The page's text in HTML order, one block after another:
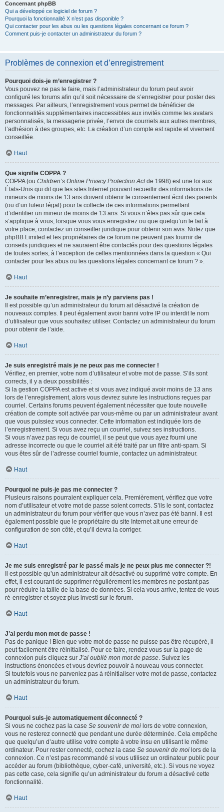
Concernant phpBB
Qui a développé ce logiciel de forum ?
Pourquoi la fonctionnalité X n’est pas disponible ?
Qui contacter pour les abus ou les questions légales concernant ce forum ?
Comment puis-je contacter un administrateur du forum ?
Problèmes de connexion et d’enregistrement
Pourquoi dois-je m’enregistrer ?
Vous pouvez ne pas le faire, mais l’administrateur du forum peut avoir
configuré les forums afin qu’il soit nécessaire de s’enregistrer pour poster des
messages. Par ailleurs, l’enregistrement vous permet de bénéficier de
fonctionnalités supplémentaires inaccessibles aux invités comme les avatars
personnalisés, la messagerie privée, l’envoi de courriels aux autres membres,
l’adhésion à des groupes, etc. La création d’un compte est rapide et vivement
conseillée.
Haut
Que signifie COPPA ?
COPPA (ou Children’s Online Privacy Protection Actde 1998) est une loi aux
États-Unis qui dit que les sites Internet pouvant recueillir des informations de
mineurs de moins de 13 ans doivent obtenir le consentement écrit des parents
(ou d’un tuteur légal) pour la collecte de ces informations permettant
d’identifier un mineur de moins de 13 ans. Si vous n’êtes pas sûr que cela
s’applique à vous, lorsque vous vous enregistrez ou que quelqu’un le fait à
votre place, contactez un conseiller juridique pour obtenir son avis. Notez que
phpBB Limited et les propriétaires de ce forum ne peuvent pas fournir de
conseils juridiques et ne sauraient être contactés pour des questions légales
de toutes sortes, à l’exception de celles mentionnées dans la question « Qui
contacter pour les abus ou les questions légales concernant ce forum ? ».
Haut
Je souhaite m’enregistrer, mais je n’y parviens pas !
Il est possible qu’un administrateur du forum ait désactivé la création de
nouveaux comptes. Il peut également avoir banni votre IP ou interdit le nom
d’utilisateur que vous souhaitez utiliser. Contactez un administrateur du forum
pour obtenir de l’aide.
Haut
Je suis enregistré mais je ne peux pas me connecter !
Vérifiez, en premier, votre nom d’utilisateur et votre mot de passe. S’ils sont
corrects, il y a deux possibilités :
Si la gestion COPPA est active et si vous avez indiqué avoir moins de 13 ans
lors de l’enregistrement, alors vous devrez suivre les instructions reçues par
courriel. Certains forums peuvent également nécessiter que toute nouvelle
création de compte soit activée par vous-même ou par un administrateur avant
que vous puissiez vous connecter. Cette information est indiquée lors de
l’enregistrement. Si vous avez reçu un courriel, suivez ses instructions.
Si vous n’avez pas reçu de courriel, il se peut que vous ayez fourni une
adresse incorrecte ou que le courriel ait été traité par un filtre anti-spam. Si
vous êtes sûr de l’adresse courriel fournie, contactez un administrateur.
Haut
Pourquoi ne puis-je pas me connecter ?
Plusieurs raisons pourraient expliquer cela. Premièrement, vérifiez que votre
nom d’utilisateur et votre mot de passe soient corrects. S’ils le sont, contactez
un administrateur du forum pour vérifier que vous n’avez pas été banni. Il est
également possible que le propriétaire du site Internet ait une erreur de
configuration de son côté, et qu’il devra la corriger.
Haut
Je me suis enregistré par le passé mais je ne peux plus me connecter ?!
Il est possible qu’un administrateur ait désactivé ou supprimé votre compte. En
effet, il est courant de supprimer régulièrement les membres ne postant pas
pour réduire la taille de la base de données. Si cela vous arrive, tentez de vous
ré-enregistrer et soyez plus investi sur le forum.
Haut
J’ai perdu mon mot de passe !
Pas de panique ! Bien que votre mot de passe ne puisse pas être récupéré, il
peut facilement être réinitialisé. Pour ce faire, rendez vous sur la page de
connexion puis cliquez sur J’ai oublié mon mot de passe. Suivez les
instructions énoncées et vous devriez pouvoir à nouveau vous connecter.
Si toutefois vous ne parveniez pas à réinitialiser votre mot de passe, contactez
un administrateur du forum.
Haut
Pourquoi suis-je automatiquement déconnecté ?
Si vous ne cochez pas la case Se souvenir de moi lors de votre connexion,
vous ne resterez connecté que pendant une durée déterminée. Cela empêche
que quelqu’un d’autre utilise votre compte à votre insu en utilisant le même
ordinateur. Pour rester connecté, cochez la case Se souvenir de moi lors de la
connexion. Ce n’est pas recommandé si vous utilisez un ordinateur public pour
accéder au forum (bibliothèque, cyber-café, université, etc.). Si vous ne voyez
pas cette case, cela signifie qu’un administrateur du forum a désactivé cette
fonctionnalité.
Haut